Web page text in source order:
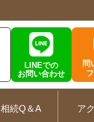
LINEでの
お問い合わせ
問
相続Q＆A ア